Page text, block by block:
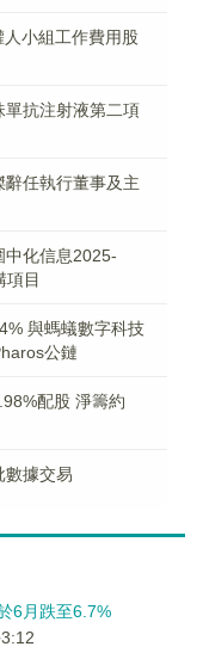
小組工作費用股
抗注射液第二項
任執行董事及主
中化信息2025-
項目
與螞蟻數字科技
公鏈
配股 淨籌約
數據交易
6月跌至6.7%